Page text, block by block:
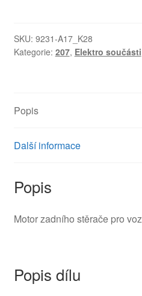
207
9650380780
SKU: 9231-A17_K28
Kategorie: 207, Elektro součásti
Popis
Další informace
Popis
Motor zadního stěrače pro
Popis dílu